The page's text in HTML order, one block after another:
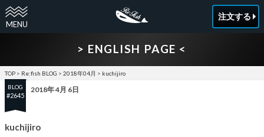
注文する
> ENGLISH PAGE <
TOP > Re:fish BLOG > 2018年04月 > kuchijiro
BLOG
#2645
2018年 4月 6日
kuchijiro